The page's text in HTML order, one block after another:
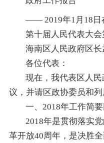
数据发布
—— 2019年1月18日
第十届人民代表大
海南区人民政府区长
各位代表：
现在，我代表区人
议，并请区政协委员和
一、2018年工作简
2018年是贯彻落实
革开放40周年，是决胜